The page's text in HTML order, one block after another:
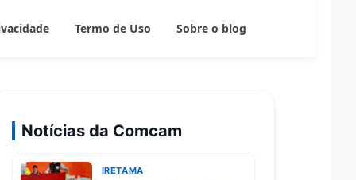
Termo de Uso Sobre o blog
Notícias da Comcam
IRETAMA